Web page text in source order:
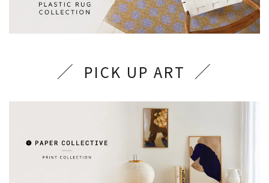
PICK UP ART